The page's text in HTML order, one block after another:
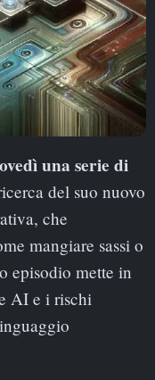
del suo nuovo
che
mangiare sassi o
episodio mette in
AI e i rischi